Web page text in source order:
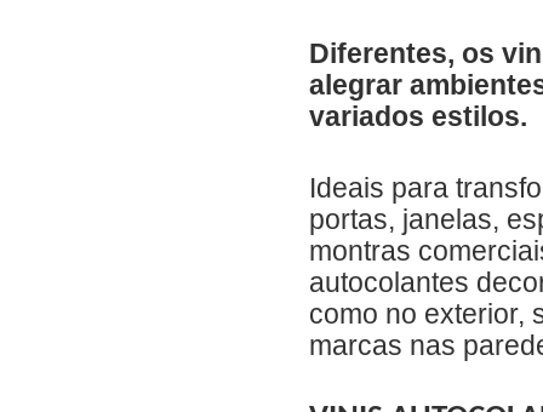
Diferentes, os
alegrar
variados estilos.
Ideais para
portas, janelas,
montras
autocolantes
como no exterior,
marcas nas